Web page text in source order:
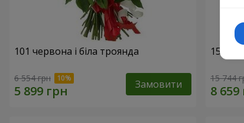
101 червона і біла троянда
6 554 грн Замовити
151
15 744